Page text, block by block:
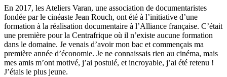
En 2017, les Ateliers Varan, une association de documentaristes
fondée par le cinéaste Jean Rouch, ont été à l’initiative d’une
formation à la réalisation documentaire à l’Alliance française. C’était
une première pour la Centrafrique où il n’existe aucune formation
dans le domaine. Je venais d’avoir mon bac et commençais ma
première année d’économie. Je ne connaissais rien au cinéma, mais
mes amis m’ont motivé, j’ai postulé, et incroyable, j’ai été retenu !
J’étais le plus jeune.